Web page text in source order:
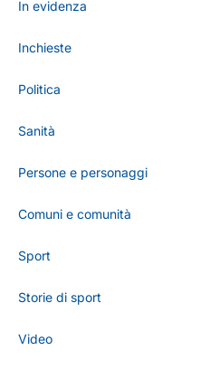
In evidenza
Inchieste
Politica
Sanità
Persone e personaggi
Comuni e comunità
Sport
Storie di sport
Video